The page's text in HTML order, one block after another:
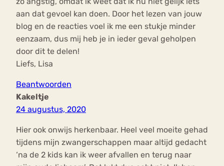
aan dat gevoel kan doen. Door het lezen van jouw
blog en de reacties voel ik me een stukje minder
eenzaam, dus mij heb je in ieder geval geholpen
door dit te delen!
Liefs, Lisa
Beantwoorden
Kakeltje
24 augustus, 2020
Hier ook onwijs herkenbaar. Heel veel moeite gehad
tijdens mijn zwangerschappen maar altijd gedacht
‘na de 2 kids kan ik weer afvallen en terug naar